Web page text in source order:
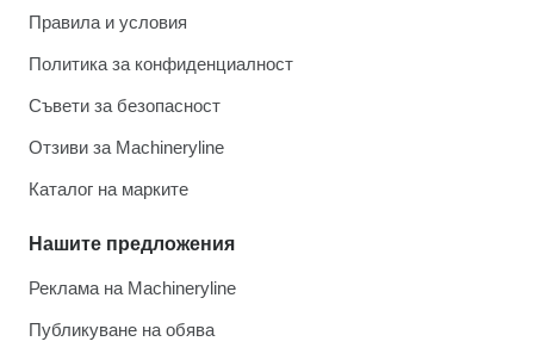
Правила и условия
Политика за конфиденциалност
Съвети за безопасност
Отзиви за Machineryline
Каталог на марките
Нашите предложения
Реклама на Machineryline
Публикуване на обява